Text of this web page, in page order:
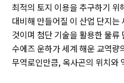
최적의 토지 이용을 추구하기
대비해 만들어질 이 산업 단지는
것이며 첨단 기술을 활용한 물
수에즈 운하가 세계 해운 교역
무역로인만큼, 옥사곤의 위치와